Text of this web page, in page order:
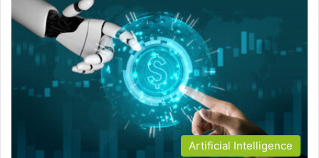
Artificial Intelligence